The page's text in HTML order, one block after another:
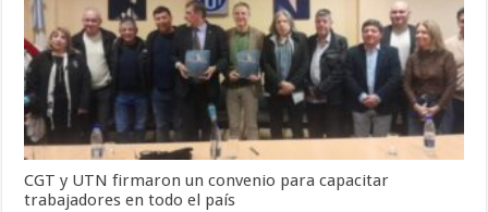
CGT y UTN firmaron un convenio para capacitar
trabajadores en todo el país